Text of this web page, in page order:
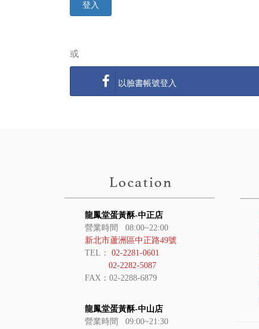
登入
或
以臉書帳號登入
龍鳳堂蛋黃酥-中正店
營業時間 08:00~22:00
新北市蘆洲區中正路49號
TEL： 02-2281-0601
02-2282-5087
FAX：02-2288-6879
龍鳳堂蛋黃酥-中山店
營業時間 09:00~21:30